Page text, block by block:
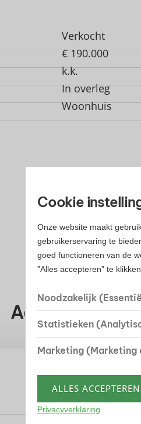
Verkocht
€ 190.000
k.k.
In overleg
Woonhuis
UITGEBREIDE
Aanvullende
Cookie
Onze website maakt
gebruikerservaring te
goed functioneren van de
"Alles accepteren" te
Noodzakelijk
Statistieken
Marketing (Marketing
ALLES ACCEPTEREN
Privacyverklaring